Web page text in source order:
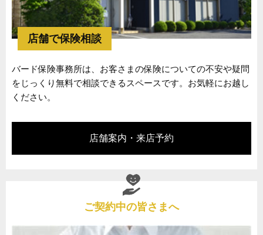
店舗で保険相談
バード保険事務所は、お客さまの保険についての不安や疑問
をじっくり無料で相談できるスペースです。お気軽にお越し
ください。
店舗案内・来店予約
ご契約中の皆さまへ